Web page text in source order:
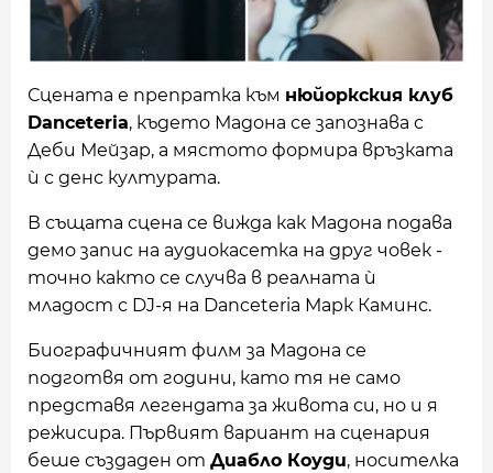
Сцената е препратка към нюйоркския клуб
Danceteria, където Мадона се запознава с
Деби Мейзар, а мястото формира връзката
ѝ с денс културата.
В същата сцена се вижда как Мадона подава
демо запис на аудиокасетка на друг човек -
точно както се случва в реалната ѝ
младост с DJ-я на Danceteria Марк Каминс.
Биографичният филм за Мадона се
подготвя от години, като тя не само
представя легендата за живота си, но и я
режисира. Първият вариант на сценария
беше създаден от Диабло Коуди, носителка